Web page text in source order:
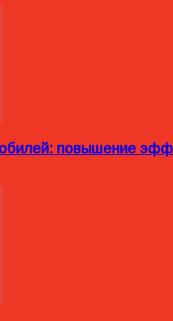
повышение